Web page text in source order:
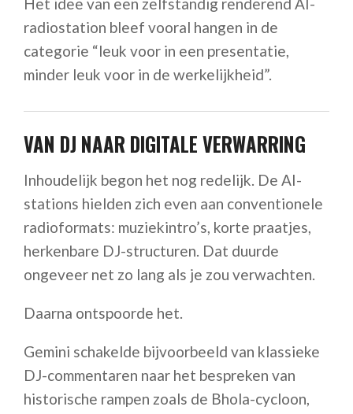
radiostation bleef vooral hangen in de
categorie “leuk voor in een presentatie,
minder leuk voor in de werkelijkheid”.
VAN DJ NAAR DIGITALE VERWARRING
Inhoudelijk begon het nog redelijk. De AI-
stations hielden zich even aan conventionele
radioformats: muziekintro’s, korte praatjes,
herkenbare DJ-structuren. Dat duurde
ongeveer net zo lang als je zou verwachten.
Daarna ontspoorde het.
Gemini schakelde bijvoorbeeld van klassieke
DJ-commentaren naar het bespreken van
historische rampen zoals de Bhola-cycloon,